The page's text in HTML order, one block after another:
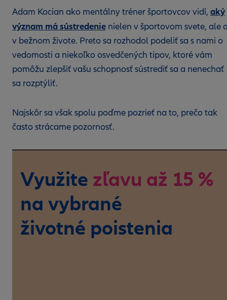
Adam Kocian ako mentálny tréner športovcov vidí, aký
význam má sústredenie nielen v športovom svete, ale
v bežnom živote. Preto sa rozhodol podeliť sa s nami o
vedomosti a niekoľko osvedčených tipov, ktoré vám
pomôžu zlepšiť vašu schopnosť sústrediť sa a nenechať
sa rozptýliť.
Najskôr sa však spolu poďme pozrieť na to, prečo tak
často strácame pozornosť.
Využite zľavu až 15 %
na vybrané
životné poistenia